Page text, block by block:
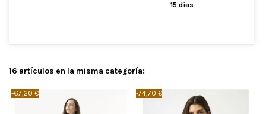
15 días
16 artículos en la misma categoría:
-67,20 € -74,70 €